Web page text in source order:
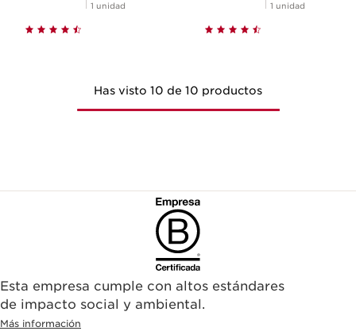
1 unidad 1 unidad
Has visto 10 de 10 productos
Esta empresa cumple con altos estándares
de impacto social y ambiental.
Más información